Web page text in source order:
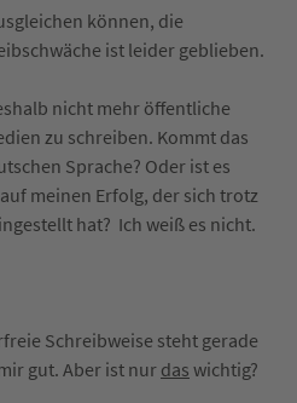
können, die
ist leider geblieben.
nicht mehr öffentliche
zu schreiben. Kommt das
Sprache? Oder ist es
meinen Erfolg, der sich trotz
hat? Ich weiß es nicht.
Schreibweise steht gerade
gut. Aber ist nur das wichtig?